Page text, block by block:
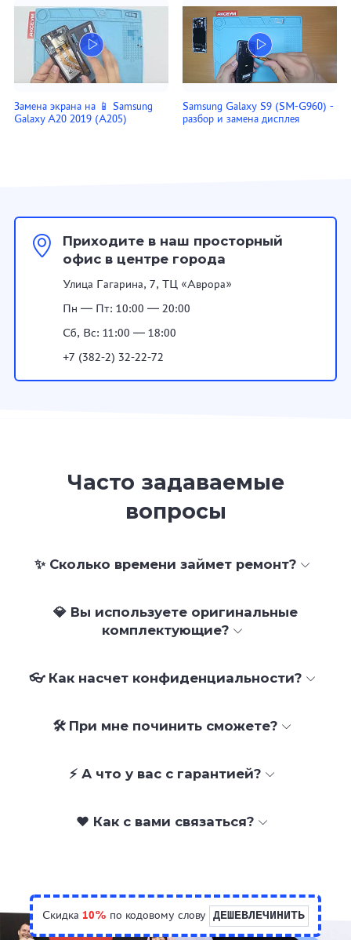
Замена экрана на 📱 Samsung
Galaxy A20 2019 (A205)
Samsung Galaxy S9 (SM-G960) -
разбор и замена дисплея
Приходите в наш просторный
офис в центре города
Улица Гагарина, 7, ТЦ «Аврора»
Пн — Пт: 10:00 — 20:00
Сб, Вс: 11:00 — 18:00
+7 (382-2) 32-22-72
Часто задаваемые
вопросы
✨ Сколько времени займет ремонт?
💎 Вы используете оригинальные
комплектующие?
👓 Как насчет конфиденциальности?
🛠 При мне починить сможете?
⚡ А что у вас с гарантией?
❤️ Как с вами связаться?
Скидка 10% по кодовому слову ДЕШЕВЛЕЧИНИТЬ